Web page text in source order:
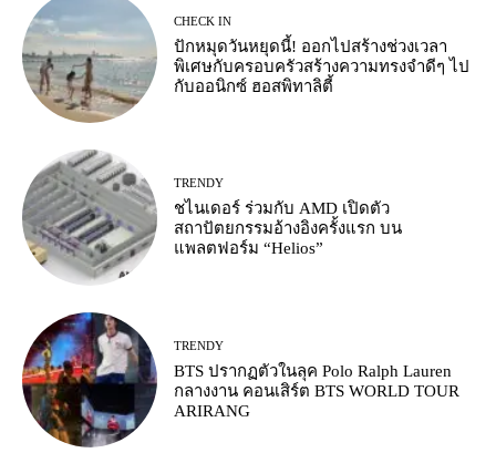
CHECK IN
ปักหมุดวันหยุดนี้! ออกไปสร้างช่วงเวลา
พิเศษกับครอบครัวสร้างความทรงจำดีๆ ไป
กับออนิกซ์ ฮอสพิทาลิตี้
TRENDY
ชไนเดอร์ ร่วมกับ AMD เปิดตัว
สถาปัตยกรรมอ้างอิงครั้งแรก บน
แพลตฟอร์ม “Helios”
TRENDY
BTS ปรากฏตัวในลุค Polo Ralph Lauren
กลางงาน คอนเสิร์ต BTS WORLD TOUR
ARIRANG